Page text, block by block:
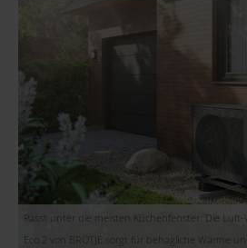
Passt unter die meisten Küchenfenster: Die Luft-
Eco.2 von BRÖTJE sorgt für behagliche Wärme